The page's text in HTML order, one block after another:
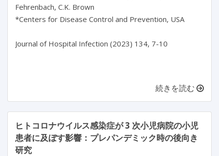
Fehrenbach, C.K. Brown
*Centers for Disease Control and Prevention, USA
Journal of Hospital Infection (2023) 134, 7-10
続きを読む
ヒトコロナウイルス感染症が 3 次小児病院の小児
患者に及ぼす影響：プレパンデミック時の後向き
研究